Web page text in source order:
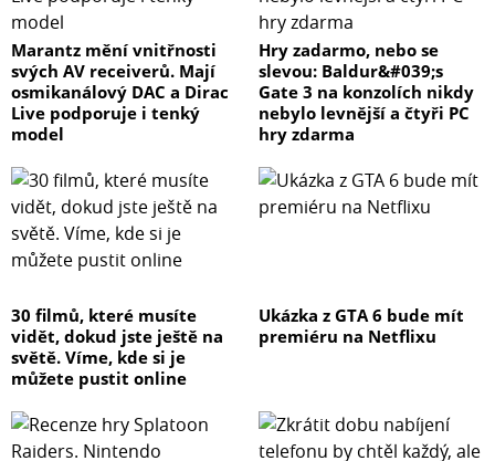
Marantz mění vnitřnosti
svých AV receiverů. Mají
osmikanálový DAC a Dirac
Live podporuje i tenký
model
Hry zadarmo, nebo se
slevou: Baldur&#039;s
Gate 3 na konzolích nikdy
nebylo levnější a čtyři PC
hry zdarma
30 filmů, které musíte
vidět, dokud jste ještě na
světě. Víme, kde si je
můžete pustit online
Ukázka z GTA 6 bude mít
premiéru na Netflixu